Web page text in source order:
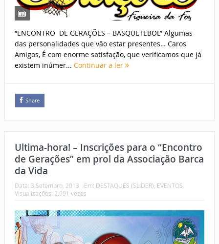
“ENCONTRO DE GERAÇÕES – BASQUETEBOL” Algumas
das personalidades que vão estar presentes… Caros
Amigos, É com enorme satisfação, que verificamos que já
existem inúmer... Continuar a ler
Share
Ultima-hora! – Inscrições para o “Encontro
de Gerações” em prol da Associação Barca
da Vida
Data: 3 Setembro, 2013 Em: DESTAQUES (SLIDER) EVENTOS
Visualizações: 2.691 vezes